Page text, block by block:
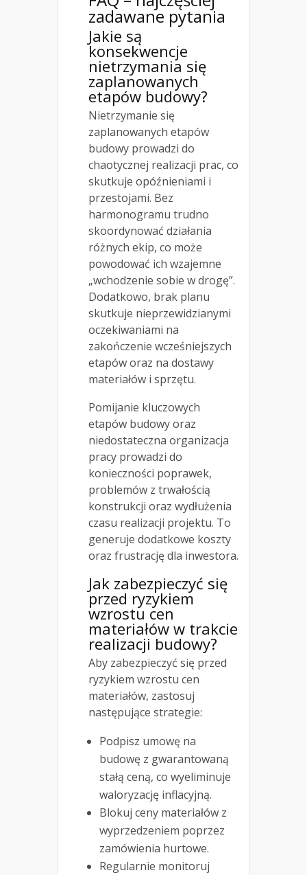
zadawane pytania
Jakie są
konsekwencje
nietrzymania się
zaplanowanych
etapów budowy?
Nietrzymanie się
zaplanowanych etapów
budowy prowadzi do
chaotycznej realizacji prac, co
skutkuje opóźnieniami i
przestojami. Bez
harmonogramu trudno
skoordynować działania
różnych ekip, co może
powodować ich wzajemne
„wchodzenie sobie w drogę”.
Dodatkowo, brak planu
skutkuje nieprzewidzianymi
oczekiwaniami na
zakończenie wcześniejszych
etapów oraz na dostawy
materiałów i sprzętu.
Pomijanie kluczowych
etapów budowy oraz
niedostateczna organizacja
pracy prowadzi do
konieczności poprawek,
problemów z trwałością
konstrukcji oraz wydłużenia
czasu realizacji projektu. To
generuje dodatkowe koszty
oraz frustrację dla inwestora.
Jak zabezpieczyć się
przed ryzykiem
wzrostu cen
materiałów w trakcie
realizacji budowy?
Aby zabezpieczyć się przed
ryzykiem wzrostu cen
materiałów, zastosuj
następujące strategie:
Podpisz umowę na
budowę z gwarantowaną
stałą ceną, co wyeliminuje
waloryzację inflacyjną.
Blokuj ceny materiałów z
wyprzedzeniem poprzez
zamówienia hurtowe.
Regularnie monitoruj